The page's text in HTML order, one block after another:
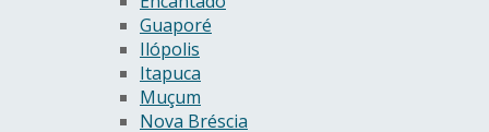
Guaporé
Ilópolis
Itapuca
Muçum
Nova Bréscia